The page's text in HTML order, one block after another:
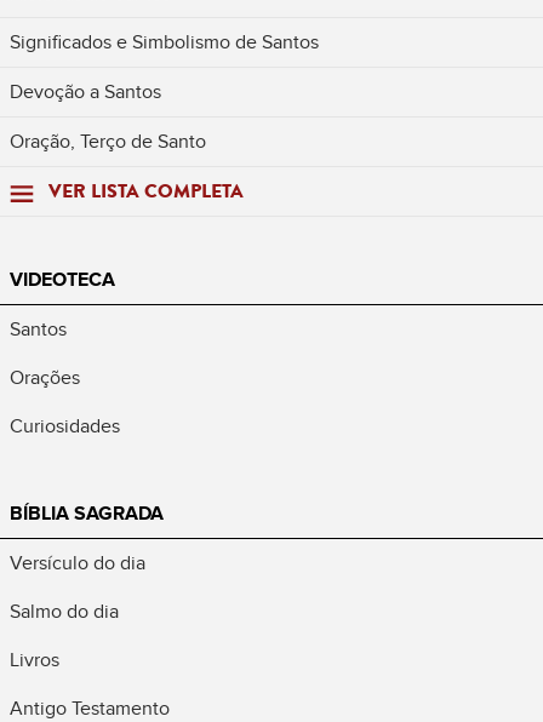
Significados e Simbolismo de Santos
Devoção a Santos
Oração, Terço de Santo
VER LISTA COMPLETA
VIDEOTECA
Santos
Orações
Curiosidades
BÍBLIA SAGRADA
Versículo do dia
Salmo do dia
Livros
Antigo Testamento